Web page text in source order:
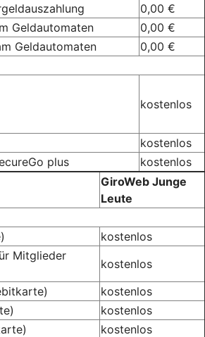
0,00 €
Geldautomaten
0,00 €
Geldautomaten
0,00 €
kostenlos
kostenlos
plus
kostenlos
GiroWeb Junge
Leute
kostenlos
Mitglieder
kostenlos
kostenlos
kostenlos
kostenlos